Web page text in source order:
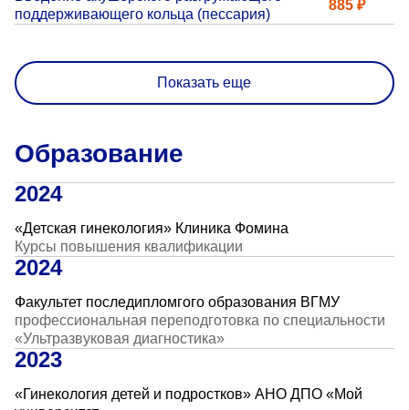
перерыв 12:00–12:30
08:00–15:45
Версия для слабовидящих
поддерживающего кольца (пессария)
885 ₽
Показать еще
Образование
2024
«Детская гинекология» Клиника Фомина
Курсы повышения квалификации
2024
Факультет последипломгого образования ВГМУ
профессиональная переподготовка по специальности
«Ультразвуковая диагностика»
2023
«Гинекология детей и подростков» АНО ДПО «Мой